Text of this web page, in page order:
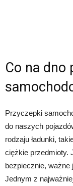
Co na dno
Przyczepki
do naszych
rodzaju ładunki,
ciężkie przedmioty.
bezpiecznie, ważne
Jednym z